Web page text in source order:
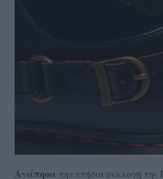
Αγάπησα την ετήσια συλλογή της